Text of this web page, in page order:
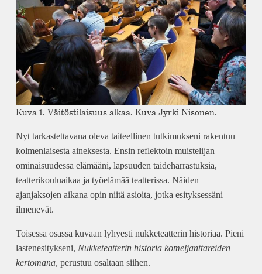
Kuva 1. Väitöstilaisuus alkaa. Kuva Jyrki Nisonen.
Nyt tarkastettavana oleva taiteellinen tutkimukseni rakentuu
kolmenlaisesta aineksesta. Ensin reflektoin muistelijan
ominaisuudessa elämääni, lapsuuden taideharrastuksia,
teatterikouluaikaa ja työelämää teatterissa. Näiden
ajanjaksojen aikana opin niitä asioita, jotka esityksessäni
ilmenevät.
Toisessa osassa kuvaan lyhyesti nukketeatterin historiaa. Pieni
lastenesitykseni, Nukketeatterin historia komeljanttareiden
kertomana, perustuu osaltaan siihen.